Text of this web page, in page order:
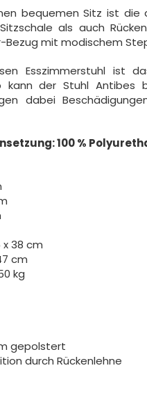
bequemen Sitz ist die
als auch
mit modischem
Esszimmerstuhl ist
kann der Stuhl Antibes
dabei
100 %
38 cm
cm
kg
gepolstert
durch Rückenlehne